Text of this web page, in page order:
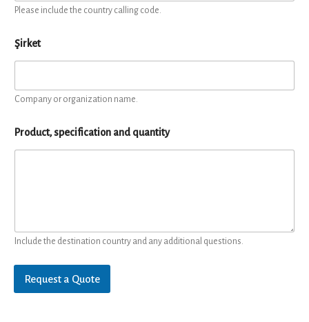
Please include the country calling code.
Şirket
Company or organization name.
Product, specification and quantity
Include the destination country and any additional questions.
Request a Quote